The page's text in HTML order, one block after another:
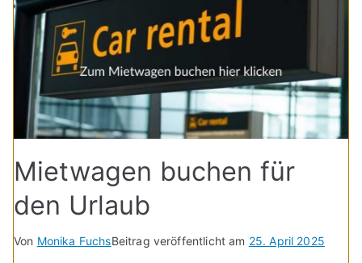
Mietwagen buchen für
den Urlaub
Von Monika FuchsBeitrag veröffentlicht am 25. April 2025